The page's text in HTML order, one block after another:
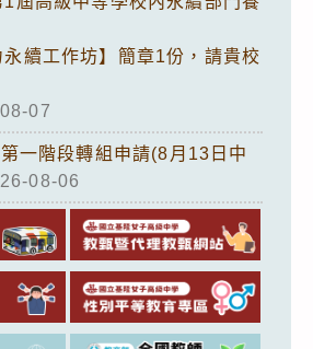
續工作坊】簡章1份，請貴校
07
一階段轉組申請(8月13日中
08-06